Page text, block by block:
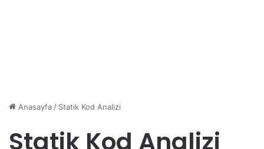
Anasayfa/ Statik Kod Analizi
Statik Kod Analizi